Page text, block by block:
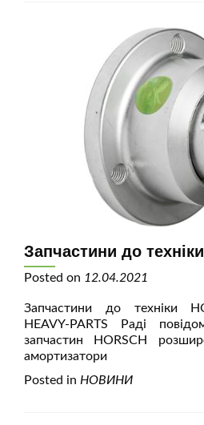
Запчастини до
Posted on 12.04.2021
Запчастини до техніки
HEAVY-PARTS Раді
запчастин HORSCH
амортизатори
Posted in НОВИНИ